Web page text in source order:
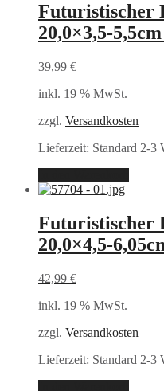
Futuristischer
20,0×3,5-
39,99 €
inkl. 19 % MwSt.
zzgl. Versandkosten
Lieferzeit: Standard 2-3
Futuristischer
20,0×4,5-
42,99 €
inkl. 19 % MwSt.
zzgl. Versandkosten
Lieferzeit: Standard 2-3